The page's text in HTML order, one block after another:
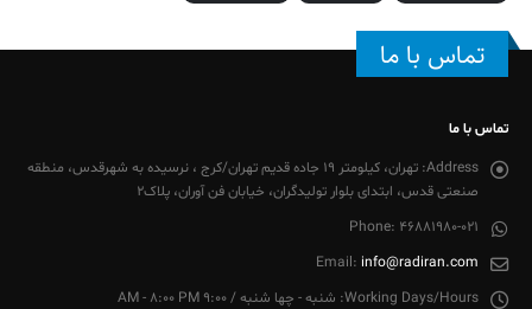
تماس با ما
تماس با ما
Address:
تهران، کیلومتر 19 جاده قدیم تهران/کرج ، نرسیده به شهرقدس، منطقه
صنعتی قدس، ابتدای بلوار تولیدگران، خیابان فن آوران، پلاک2
Phone: 46881980-021
Email: info@radiran.com
Working Days/Hours: شنبه - چها شنبه / 9:00 AM - 8:00 PM